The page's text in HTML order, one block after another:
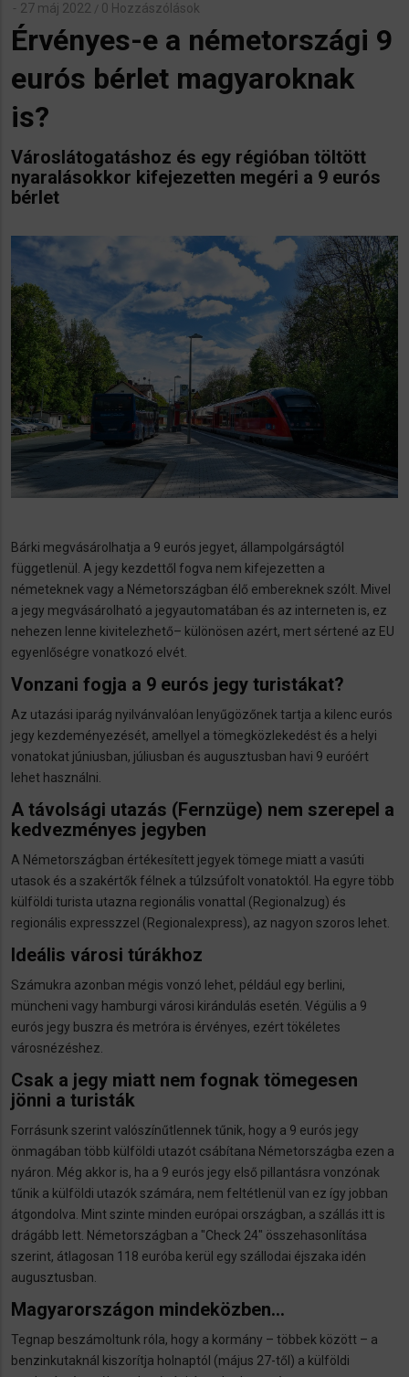
27 máj 2022 / 0 Hozzászólások
Érvényes-e a németországi 9
eurós bérlet magyaroknak
is?
Városlátogatáshoz és egy régióban töltött
nyaralásokkor kifejezetten megéri a 9 eurós
bérlet
Bárki megvásárolhatja a 9 eurós jegyet, állampolgárságtól
függetlenül. A jegy kezdettől fogva nem kifejezetten a
németeknek vagy a Németországban élő embereknek szólt. Mivel
a jegy megvásárolható a jegyautomatában és az interneten is, ez
nehezen lenne kivitelezhető– különösen azért, mert sértené az EU
egyenlőségre vonatkozó elvét.
Vonzani fogja a 9 eurós jegy turistákat?
Az utazási iparág nyilvánvalóan lenyűgözőnek tartja a kilenc eurós
jegy kezdeményezését, amellyel a tömegközlekedést és a helyi
vonatokat júniusban, júliusban és augusztusban havi 9 euróért
lehet használni.
A távolsági utazás (Fernzüge) nem szerepel a
kedvezményes jegyben
A Németországban értékesített jegyek tömege miatt a vasúti
utasok és a szakértők félnek a túlzsúfolt vonatoktól. Ha egyre több
külföldi turista utazna regionális vonattal (Regionalzug) és
regionális expresszzel (Regionalexpress), az nagyon szoros lehet.
Ideális városi túrákhoz
Számukra azonban mégis vonzó lehet, például egy berlini,
müncheni vagy hamburgi városi kirándulás esetén. Végülis a 9
eurós jegy buszra és metróra is érvényes, ezért tökéletes
városnézéshez.
Csak a jegy miatt nem fognak tömegesen
jönni a turisták
Forrásunk szerint valószínűtlennek tűnik, hogy a 9 eurós jegy
önmagában több külföldi utazót csábítana Németországba ezen a
nyáron. Még akkor is, ha a 9 eurós jegy első pillantásra vonzónak
tűnik a külföldi utazók számára, nem feltétlenül van ez így jobban
átgondolva. Mint szinte minden európai országban, a szállás itt is
drágább lett. Németországban a "Check 24" összehasonlítása
szerint, átlagosan 118 euróba kerül egy szállodai éjszaka idén
augusztusban.
Magyarországon mindeközben...
Tegnap beszámoltunk róla, hogy a kormány – többek között – a
benzinkutaknál kiszorítja holnaptól (május 27-től) a külföldi